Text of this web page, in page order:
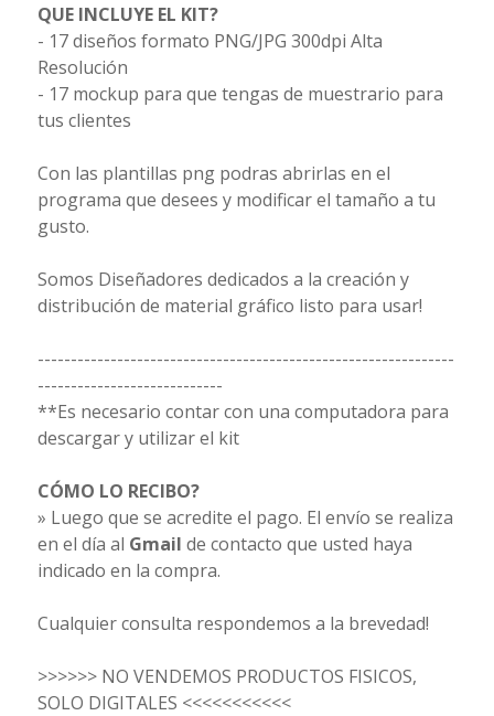
QUE INCLUYE EL KIT?
- 17 diseños formato PNG/JPG 300dpi Alta
Resolución
- 17 mockup para que tengas de muestrario para
tus clientes
Con las plantillas png podras abrirlas en el
programa que desees y modificar el tamaño a tu
gusto.
Somos Diseñadores dedicados a la creación y
distribución de material gráfico listo para usar!
---------------------------------------------------------------
----------------------------
**Es necesario contar con una computadora para
descargar y utilizar el kit
CÓMO LO RECIBO?
» Luego que se acredite el pago. El envío se realiza
en el día al Gmail de contacto que usted haya
indicado en la compra.
Cualquier consulta respondemos a la brevedad!
>>>>>> NO VENDEMOS PRODUCTOS FISICOS,
SOLO DIGITALES <<<<<<<<<<<